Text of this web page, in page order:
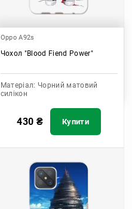
Oppo A92s
Чохол "Blood Fiend Power"
Матеріал: Чорний матовий
силікон
430 ₴ Купити